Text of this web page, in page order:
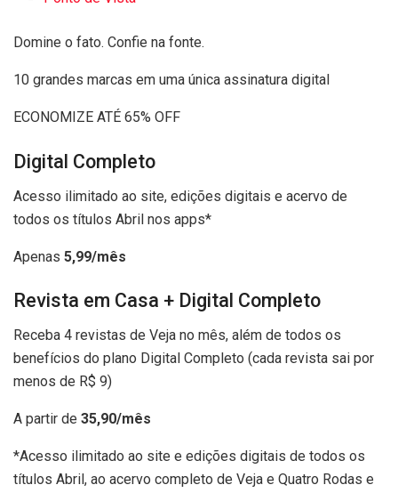
Domine o fato. Confie na fonte.
10 grandes marcas em uma única assinatura digital
ECONOMIZE ATÉ 65% OFF
Digital Completo
Acesso ilimitado ao site, edições digitais e acervo de
todos os títulos Abril nos apps*
Apenas 5,99/mês
Revista em Casa + Digital Completo
Receba 4 revistas de Veja no mês, além de todos os
benefícios do plano Digital Completo (cada revista sai por
menos de R$ 9)
A partir de 35,90/mês
*Acesso ilimitado ao site e edições digitais de todos os
títulos Abril, ao acervo completo de Veja e Quatro Rodas e